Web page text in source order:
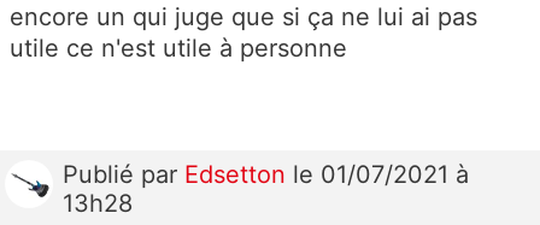
encore un qui juge que si ça ne lui ai pas
utile ce n'est utile à personne
Publié par Edsetton le 01/07/2021 à
13h28